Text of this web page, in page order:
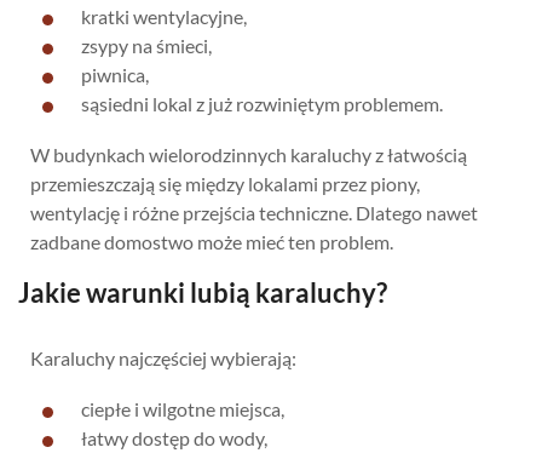
kratki wentylacyjne,
zsypy na śmieci,
piwnica,
sąsiedni lokal z już rozwiniętym problemem.
W budynkach wielorodzinnych karaluchy z łatwością
przemieszczają się między lokalami przez piony,
wentylację i różne przejścia techniczne. Dlatego nawet
zadbane domostwo może mieć ten problem.
Jakie warunki lubią karaluchy?
Karaluchy najczęściej wybierają:
ciepłe i wilgotne miejsca,
łatwy dostęp do wody,